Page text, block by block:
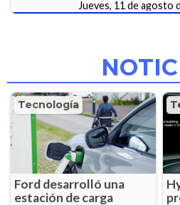
Jueves, 11 de agosto
Tecnología
Ford desarrolló una
estación de carga